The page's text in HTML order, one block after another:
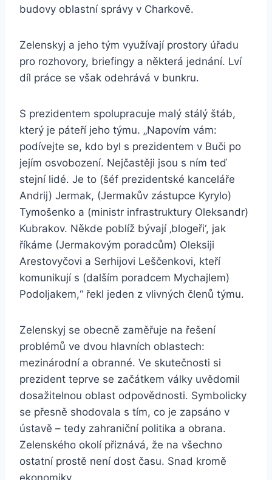
budovy oblastní správy v Charkově.
Zelenskyj a jeho tým využívají prostory úřadu
pro rozhovory, briefingy a některá jednání. Lví
díl práce se však odehrává v bunkru.
S prezidentem spolupracuje malý stálý štáb,
který je páteří jeho týmu. „Napovím vám:
podívejte se, kdo byl s prezidentem v Buči po
jejím osvobození. Nejčastěji jsou s ním teď
stejní lidé. Je to (šéf prezidentské kanceláře
Andrij) Jermak, (Jermakův zástupce Kyrylo)
Tymošenko a (ministr infrastruktury Oleksandr)
Kubrakov. Někde poblíž bývají ‚blogeři‘, jak
říkáme (Jermakovým poradcům) Oleksiji
Arestovyčovi a Serhijovi Leščenkovi, kteří
komunikují s (dalším poradcem Mychajlem)
Podoljakem,“ řekl jeden z vlivných členů týmu.
Zelenskyj se obecně zaměřuje na řešení
problémů ve dvou hlavních oblastech:
mezinárodní a obranné. Ve skutečnosti si
prezident teprve se začátkem války uvědomil
dosažitelnou oblast odpovědnosti. Symbolicky
se přesně shodovala s tím, co je zapsáno v
ústavě – tedy zahraniční politika a obrana.
Zelenského okolí přiznává, že na všechno
ostatní prostě není dost času. Snad kromě